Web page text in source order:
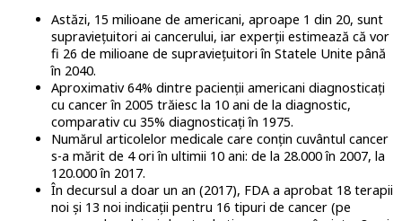
Astăzi, 15 milioane de americani, aproape 1 din 20, sunt
supraviețuitori ai cancerului, iar experții estimează că vor
fi 26 de milioane de supraviețuitori în Statele Unite până
în 2040.
Aproximativ 64% dintre pacienții americani diagnosticați
cu cancer în 2005 trăiesc la 10 ani de la diagnostic,
comparativ cu 35% diagnosticați în 1975.
Numărul articolelor medicale care conțin cuvântul cancer
s-a mărit de 4 ori în ultimii 10 ani: de la 28.000 în 2007, la
120.000 în 2017.
În decursul a doar un an (2017), FDA a aprobat 18 terapii
noi și 13 noi indicații pentru 16 tipuri de cancer (pe